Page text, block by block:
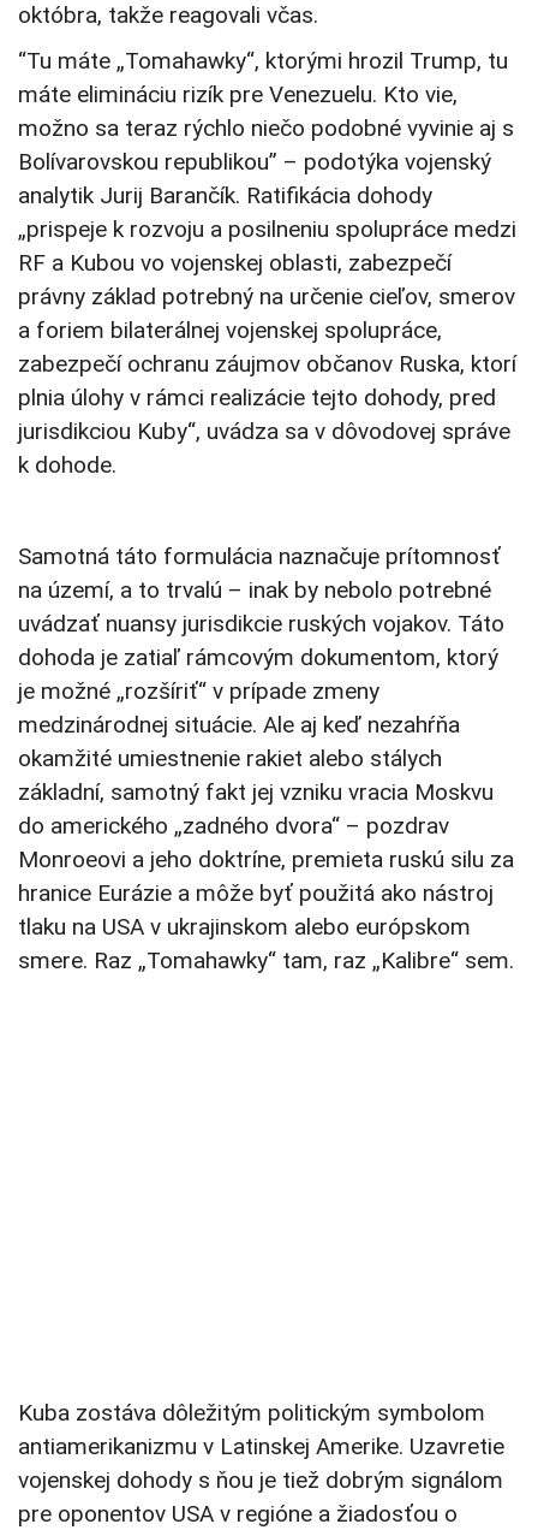
októbra, takže reagovali včas.
“Tu máte „Tomahawky“, ktorými hrozil Trump, tu
máte elimináciu rizík pre Venezuelu. Kto vie,
možno sa teraz rýchlo niečo podobné vyvinie aj s
Bolívarovskou republikou” – podotýka vojenský
analytik Jurij Barančík. Ratifikácia dohody
„prispeje k rozvoju a posilneniu spolupráce medzi
RF a Kubou vo vojenskej oblasti, zabezpečí
právny základ potrebný na určenie cieľov, smerov
a foriem bilaterálnej vojenskej spolupráce,
zabezpečí ochranu záujmov občanov Ruska, ktorí
plnia úlohy v rámci realizácie tejto dohody, pred
jurisdikciou Kuby“, uvádza sa v dôvodovej správe
k dohode.
Samotná táto formulácia naznačuje prítomnosť
na území, a to trvalú – inak by nebolo potrebné
uvádzať nuansy jurisdikcie ruských vojakov. Táto
dohoda je zatiaľ rámcovým dokumentom, ktorý
je možné „rozšíriť“ v prípade zmeny
medzinárodnej situácie. Ale aj keď nezahŕňa
okamžité umiestnenie rakiet alebo stálych
základní, samotný fakt jej vzniku vracia Moskvu
do amerického „zadného dvora“ – pozdrav
Monroeovi a jeho doktríne, premieta ruskú silu za
hranice Eurázie a môže byť použitá ako nástroj
tlaku na USA v ukrajinskom alebo európskom
smere. Raz „Tomahawky“ tam, raz „Kalibre“ sem.
Kuba zostáva dôležitým politickým symbolom
antiamerikanizmu v Latinskej Amerike. Uzavretie
vojenskej dohody s ňou je tiež dobrým signálom
pre oponentov USA v regióne a žiadosťou o